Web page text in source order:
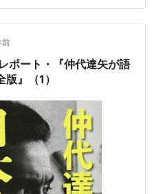
いますが、気にしない人は
してみてください。1.「恋
サイトで探す場合は以下の
Veohで探す パンドラTV
前
ポート・『仲代達矢が語
』（1）